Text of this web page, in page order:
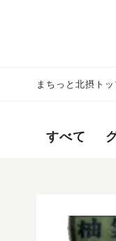
まちっと北摂ト
すべて